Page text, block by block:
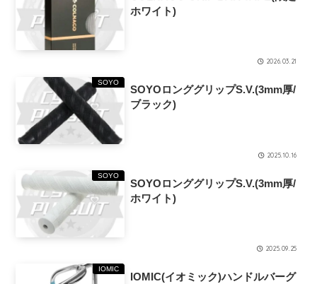
ホワイト)
2026.03.21
SOYO
SOYOロンググリップS.V.(3mm厚/
ブラック)
2025.10.16
SOYO
SOYOロンググリップS.V.(3mm厚/
ホワイト)
2025.09.25
IOMIC
IOMIC(イオミック)ハンドルバーグ